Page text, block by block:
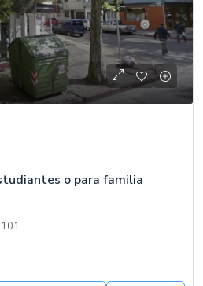
o para familia